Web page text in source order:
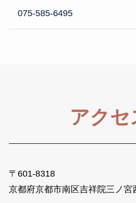
075-585-6495
アクセ
〒601-8318
京都府京都市南区吉祥院三ノ宮